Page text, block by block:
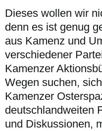
Dieses wollen wir
denn es ist genug
aus Kamenz und
verschiedener
Kamenzer
Wegen suchen,
Kamenzer
deutschlandweiten
und Diskussionen,